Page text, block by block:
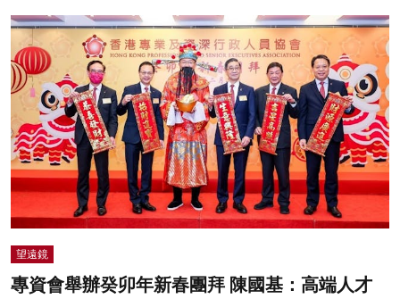
望遠鏡
專資會舉辦癸卯年新春團拜 陳國基：高端人才